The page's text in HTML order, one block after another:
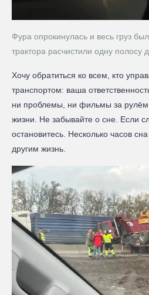
Фура опрокинулась и весь груз
трактора расчистили одну полосу
Хочу обратиться ко всем, кто
транспортом: ваша
ни проблемы, ни фильмы за рулём
жизни. Не забывайте о сне. Если
остановитесь. Несколько часов
другим жизнь.